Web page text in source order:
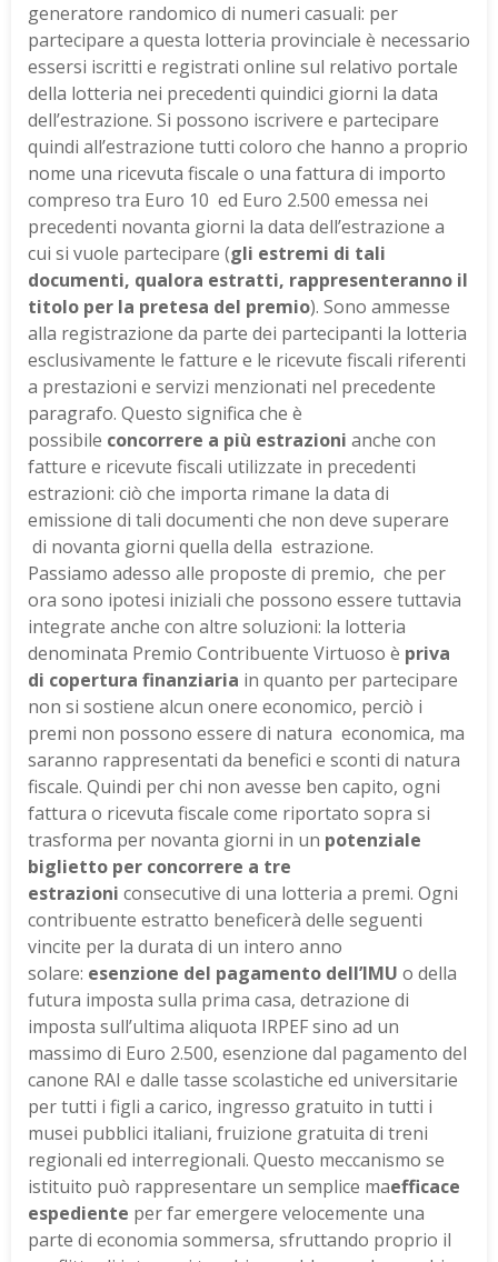
generatore randomico di numeri casuali: per
partecipare a questa lotteria provinciale è necessario
essersi iscritti e registrati online sul relativo portale
della lotteria nei precedenti quindici giorni la data
dell’estrazione. Si possono iscrivere e partecipare
quindi all’estrazione tutti coloro che hanno a proprio
nome una ricevuta fiscale o una fattura di importo
compreso tra Euro 10 ed Euro 2.500 emessa nei
precedenti novanta giorni la data dell’estrazione a
cui si vuole partecipare (gli estremi di tali
documenti, qualora estratti, rappresenteranno il
titolo per la pretesa del premio). Sono ammesse
alla registrazione da parte dei partecipanti la lotteria
esclusivamente le fatture e le ricevute fiscali riferenti
a prestazioni e servizi menzionati nel precedente
paragrafo. Questo significa che è
possibile concorrere a più estrazioni anche con
fatture e ricevute fiscali utilizzate in precedenti
estrazioni: ciò che importa rimane la data di
emissione di tali documenti che non deve superare
di novanta giorni quella della estrazione.
Passiamo adesso alle proposte di premio, che per
ora sono ipotesi iniziali che possono essere tuttavia
integrate anche con altre soluzioni: la lotteria
denominata Premio Contribuente Virtuoso è priva
di copertura finanziaria in quanto per partecipare
non si sostiene alcun onere economico, perciò i
premi non possono essere di natura economica, ma
saranno rappresentati da benefici e sconti di natura
fiscale. Quindi per chi non avesse ben capito, ogni
fattura o ricevuta fiscale come riportato sopra si
trasforma per novanta giorni in un potenziale
biglietto per concorrere a tre
estrazioni consecutive di una lotteria a premi. Ogni
contribuente estratto beneficerà delle seguenti
vincite per la durata di un intero anno
solare: esenzione del pagamento dell’IMU o della
futura imposta sulla prima casa, detrazione di
imposta sull’ultima aliquota IRPEF sino ad un
massimo di Euro 2.500, esenzione dal pagamento del
canone RAI e dalle tasse scolastiche ed universitarie
per tutti i figli a carico, ingresso gratuito in tutti i
musei pubblici italiani, fruizione gratuita di treni
regionali ed interregionali. Questo meccanismo se
istituito può rappresentare un semplice maefficace
espediente per far emergere velocemente una
parte di economia sommersa, sfruttando proprio il